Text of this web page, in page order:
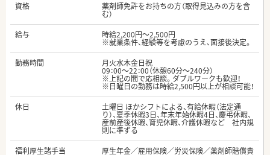
資格
薬剤師免許をお持ちの方（取得見込みの方を含
む）
給与
時給2,200円～2,500円
※就業条件、経験等を考慮のうえ、面接後決定。
勤務時間
月火水木金日祝
09：00～22：00（休憩60分～240分）
※上記の間で応相談。ダブルワークも歓迎！
※日曜日の勤務は時給2,500円以上が相談可能！
休日
土曜日 ほかシフトによる、有給休暇（法定通
り）、夏季休暇3日、年末年始休暇4日、慶弔休暇、
産前産後休暇、育児休暇、介護休暇など 社内規
則に準ずる
福利厚生諸手当
厚生年金／雇用保険／労災保険／薬剤師賠償責